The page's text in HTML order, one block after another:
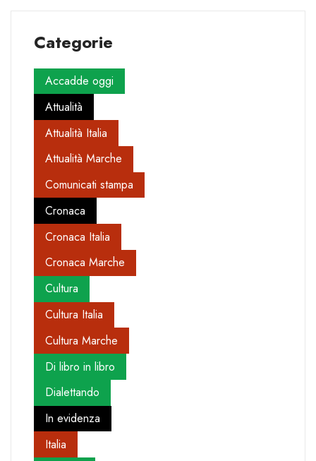
Categorie
Accadde oggi
Attualità
Attualità Italia
Attualità Marche
Comunicati stampa
Cronaca
Cronaca Italia
Cronaca Marche
Cultura
Cultura Italia
Cultura Marche
Di libro in libro
Dialettando
In evidenza
Italia